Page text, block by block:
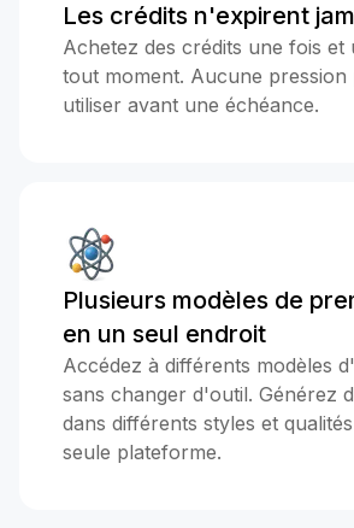
Les crédits n'expirent
Achetez des crédits une fois et
tout moment. Aucune pression
utiliser avant une échéance.
Plusieurs modèles de
en un seul endroit
Accédez à différents modèles
sans changer d'outil. Générez
dans différents styles et
seule plateforme.